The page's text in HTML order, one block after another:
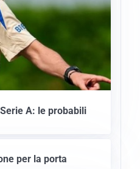
A: le probabili
per la porta